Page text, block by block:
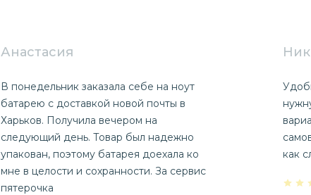
Анастасия
В понедельник заказала себе на ноут
батарею с доставкой новой почты в
Харьков. Получила вечером на
следующий день. Товар был надежно
упакован, поэтому батарея доехала ко
мне в целости и сохранности. За сервис
пятерочка
как